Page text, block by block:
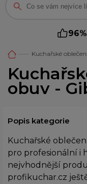
96%
Kuchařské
obuv -
Popis kategorie
Kuchařské
pro profesionální i
nejvhodnější
profikuchar.cz